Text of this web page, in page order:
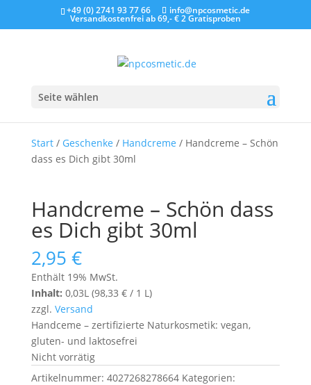
+49 (0) 2741 93 77 66 info@npcosmetic.de
Versandkostenfrei ab 69,- €2 Gratisproben
Seite wählen
Start/ Geschenke / Handcreme / Handcreme – Schön
dass es Dich gibt 30ml
Handcreme – Schön dass
es Dich gibt 30ml
2,95 €
Enthält 19% MwSt.
Inhalt: 0,03L (98,33 €/ 1 L)
zzgl. Versand
Handceme – zertifizierte Naturkosmetik: vegan,
gluten- und laktosefrei
Nicht vorrätig
Artikelnummer: 4027268278664 Kategorien: